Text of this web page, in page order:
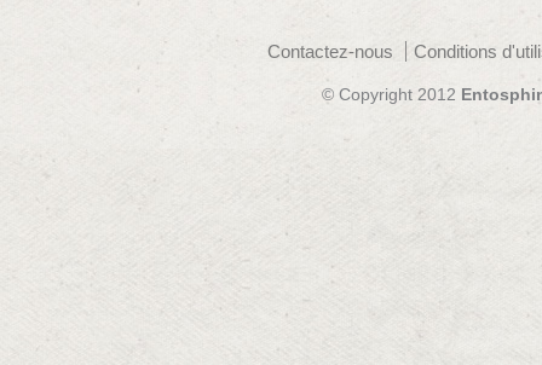
Contactez-nous Conditions
© Copyright 2012